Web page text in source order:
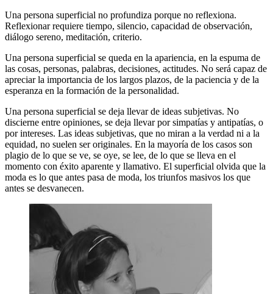
Una persona superficial no profundiza porque no reflexiona.
Reflexionar requiere tiempo, silencio, capacidad de observación,
diálogo sereno, meditación, criterio.
Una persona superficial se queda en la apariencia, en la espuma de
las cosas, personas, palabras, decisiones, actitudes. No será capaz de
apreciar la importancia de los largos plazos, de la paciencia y de la
esperanza en la formación de la personalidad.
Una persona superficial se deja llevar de ideas subjetivas. No
discierne entre opiniones, se deja llevar por simpatías y antipatías, o
por intereses. Las ideas subjetivas, que no miran a la verdad ni a la
equidad, no suelen ser originales. En la mayoría de los casos son
plagio de lo que se ve, se oye, se lee, de lo que se lleva en el
momento con éxito aparente y llamativo. El superficial olvida que la
moda es lo que antes pasa de moda, los triunfos masivos los que
antes se desvanecen.